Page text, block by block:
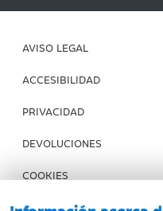
AVISO LEGAL
ACCESIBILIDAD
PRIVACIDAD
DEVOLUCIONES
COOKIES
CONDICIONES DE COMPRA